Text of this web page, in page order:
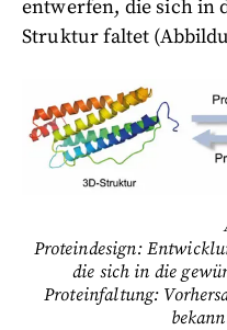
entwerfen, die sich in
Struktur faltet
Proteindesign:
die sich in die
Proteinfaltung: